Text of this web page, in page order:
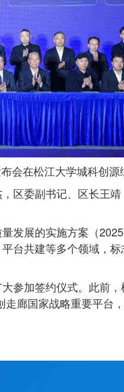
会在松江大学城科创源
区委副书记、区长王
发展的实施方案（
台共建等多个领域，
参加签约仪式。此前
廊国家战略重要平台